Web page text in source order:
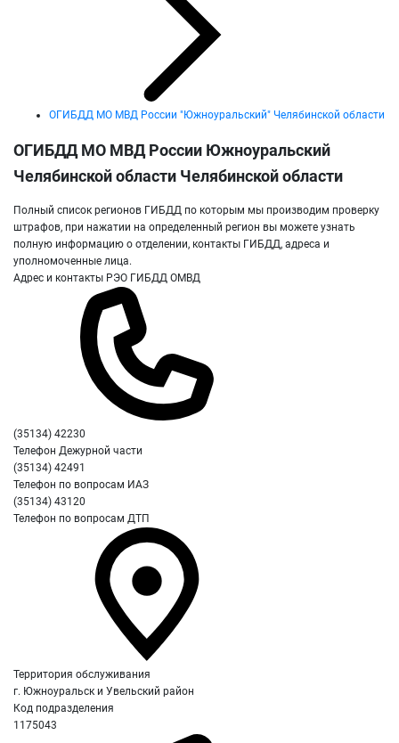
ОГИБДД МО МВД России "Южноуральский" Челябинской области
ОГИБДД МО МВД России Южноуральский
Челябинской области Челябинской области
Полный список регионов ГИБДД по которым мы производим проверку
штрафов, при нажатии на определенный регион вы можете узнать
полную информацию о отделении, контакты ГИБДД, адреса и
уполномоченные лица.
Адрес и контакты РЭО ГИБДД ОМВД
(35134) 42230
Телефон Дежурной части
(35134) 42491
Телефон по вопросам ИАЗ
(35134) 43120
Телефон по вопросам ДТП
Территория обслуживания
г. Южноуральск и Увельский район
Код подразделения
1175043